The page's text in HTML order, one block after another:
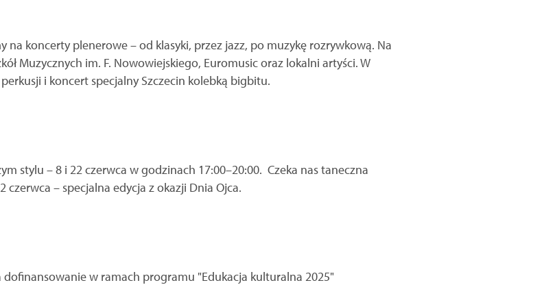
na koncerty plenerowe – od klasyki, przez jazz, po muzykę rozrywkową. Na
Muzycznych im. F. Nowowiejskiego, Euromusic oraz lokalni artyści. W
i koncert specjalny Szczecin kolebką bigbitu.
stylu – 8 i 22 czerwca w godzinach 17:00–20:00. Czeka nas taneczna
– specjalna edycja z okazji Dnia Ojca.
dofinansowanie w ramach programu "Edukacja kulturalna 2025"